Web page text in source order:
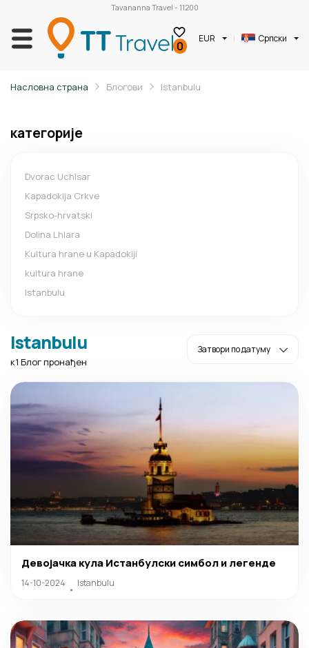
Tavananna Travel - 11200
0 EUR Српски
Насловна страна Блогови Istanbulu
категорије
Dvorac Uchisar
Kapadokija Crkve
Srpsko-hrvatski
Dolina Lhlara
Kultura hrane u Kapadokiji
kultura hrane
Istanbulu
Istanbulu
к1 Блог пронађен
Девојачка кула Истанбулски симбол и легенде
14-10-2024 Istanbulu